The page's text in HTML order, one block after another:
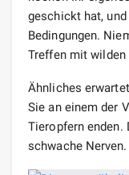
geschickt hat,
Bedingungen.
Treffen mit wilden
Ähnliches
Sie an einem der
Tieropfern enden.
schwache Nerven.